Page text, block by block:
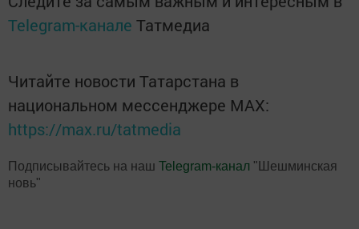
Telegram-канале Татмедиа
Читайте новости Татарстана в
национальном мессенджере MАХ:
https://max.ru/tatmedia
Подписывайтесь на наш Telegram-канал "Шешминская
новь"